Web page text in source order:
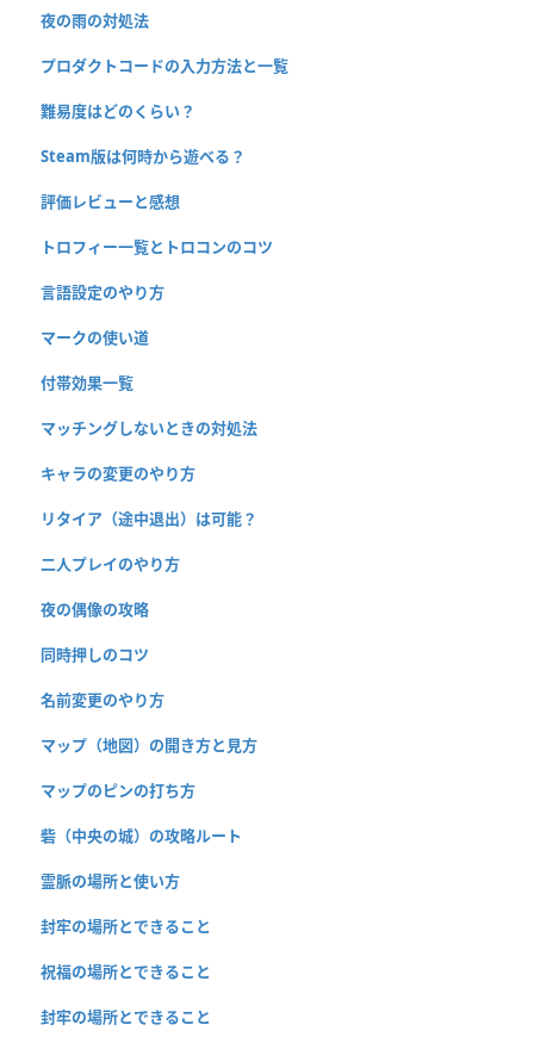
夜の雨の対処法
プロダクトコードの入力方法と一覧
難易度はどのくらい？
Steam版は何時から遊べる？
評価レビューと感想
トロフィー一覧とトロコンのコツ
言語設定のやり方
マークの使い道
付帯効果一覧
マッチングしないときの対処法
キャラの変更のやり方
リタイア（途中退出）は可能？
二人プレイのやり方
夜の偶像の攻略
同時押しのコツ
名前変更のやり方
マップ（地図）の開き方と見方
マップのピンの打ち方
砦（中央の城）の攻略ルート
霊脈の場所と使い方
封牢の場所とできること
祝福の場所とできること
封牢の場所とできること